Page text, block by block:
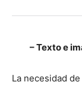
– Texto e
La necesidad